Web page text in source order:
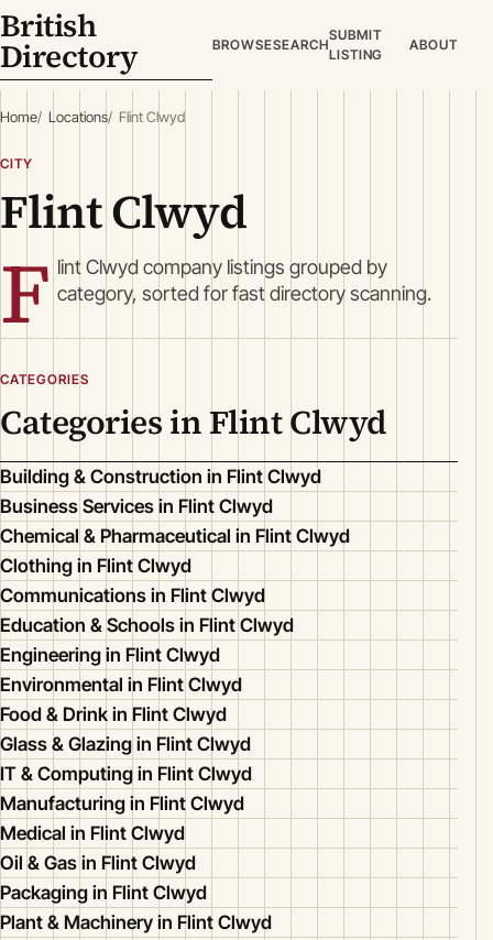
British
Directory BROWSESEARCH
SUBMIT
LISTING
ABOUT
Home Locations Flint Clwyd
CITY
Flint Clwyd
F lint Clwyd company listings grouped by
category, sorted for fast directory scanning.
CATEGORIES
Categories in Flint Clwyd
Building & Construction in Flint Clwyd
Business Services in Flint Clwyd
Chemical & Pharmaceutical in Flint Clwyd
Clothing in Flint Clwyd
Communications in Flint Clwyd
Education & Schools in Flint Clwyd
Engineering in Flint Clwyd
Environmental in Flint Clwyd
Food & Drink in Flint Clwyd
Glass & Glazing in Flint Clwyd
IT & Computing in Flint Clwyd
Manufacturing in Flint Clwyd
Medical in Flint Clwyd
Oil & Gas in Flint Clwyd
Packaging in Flint Clwyd
Plant & Machinery in Flint Clwyd